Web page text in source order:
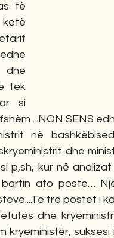
të
dhe
tek
si
...NON SENS
në
dhe
p,sh, kur në
ato poste…
tre postet i
dhe
kryeministër,